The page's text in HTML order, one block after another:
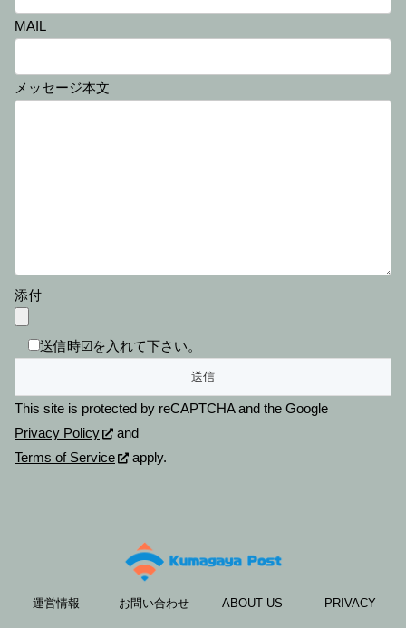
MAIL
メッセージ本文
添付
送信時☑を入れて下さい。
This site is protected by reCAPTCHA and the Google
Privacy Policy
and
Terms of Service
apply.
運営情報 お問い合わせ ABOUT US PRIVACY